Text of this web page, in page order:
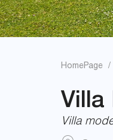
HomePage
Villa
Villa